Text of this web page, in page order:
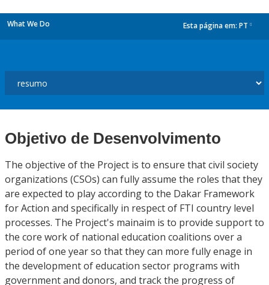
What We Do Esta página em: PT
Objetivo de Desenvolvimento
The objective of the Project is to ensure that civil society
organizations (CSOs) can fully assume the roles that they
are expected to play according to the Dakar Framework
for Action and specifically in respect of FTI country level
processes. The Project's mainaim is to provide support to
the core work of national education coalitions over a
period of one year so that they can more fully enage in
the development of education sector programs with
government and donors, and track the progress of